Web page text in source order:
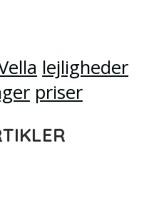
lejligheder
priser